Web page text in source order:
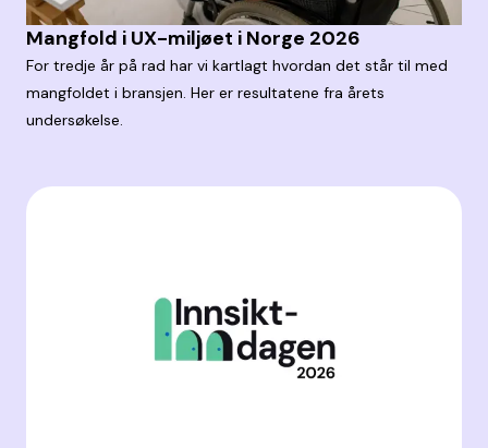
Mangfold i UX-miljøet i Norge 2026
For tredje år på rad har vi kartlagt hvordan det står til med
mangfoldet i bransjen. Her er resultatene fra årets
undersøkelse.